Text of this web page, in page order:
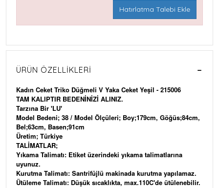
Hatırlatma Talebi Ekle
ÜRÜN ÖZELLIKLERI
Kadın Ceket Triko Düğmeli V Yaka Ceket Yeşil - 215006
TAM KALIPTIR BEDENİNİZİ ALINIZ.
Tarzına Bir 'LU'
Model Bedeni; 38 / Model Ölçüleri; Boy;179cm, Göğüs;84cm,
Bel;63cm, Basen;91cm
Üretim; Türkiye
TALİMATLAR;
Yıkama Talimatı: Etiket üzerindeki yıkama talimatlarına
uyunuz.
Kurutma Talimatı: Santrifüjlü makinada kurutma yapılamaz.
Ütüleme Talimatı: Düşük sıcaklıkta, max.110C'de ütülenebilir.